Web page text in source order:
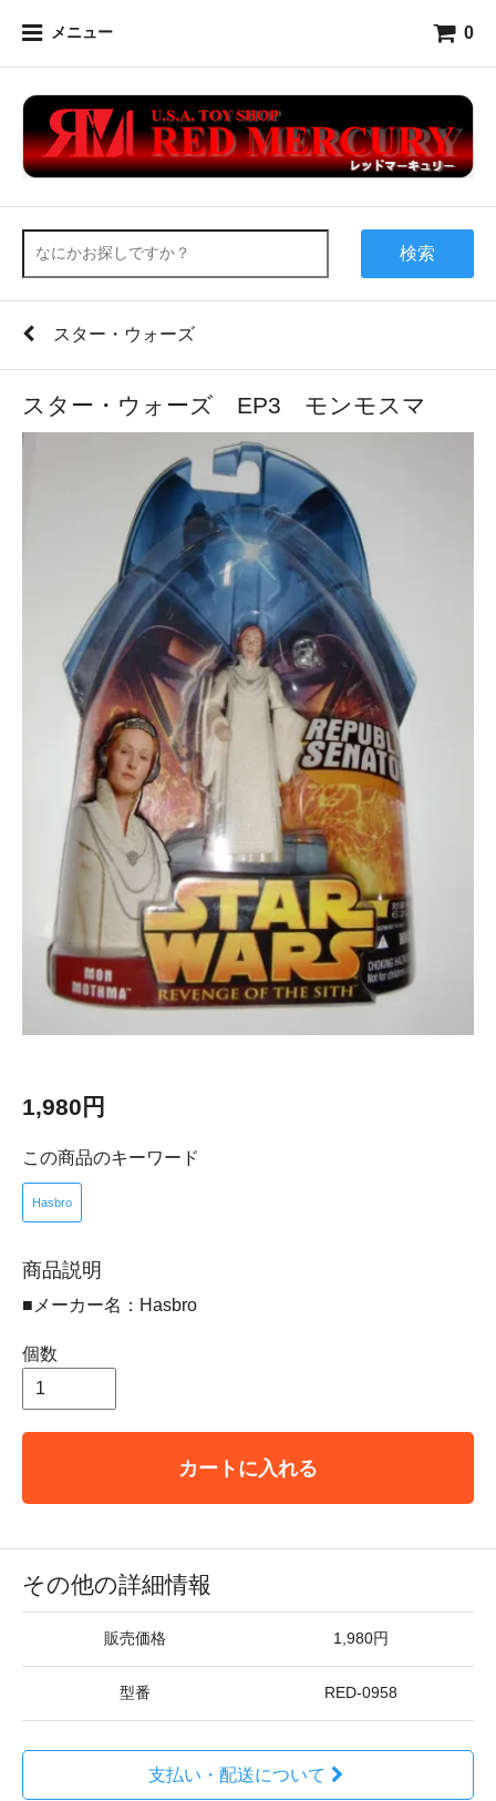
メニュー 0
検索
スター・ウォーズ
スター・ウォーズ EP3 モンモスマ
1,980円
この商品のキーワード
Hasbro
商品説明
■メーカー名：Hasbro
個数
カートに入れる
その他の詳細情報
販売価格 1,980円
型番 RED-0958
支払い・配送について